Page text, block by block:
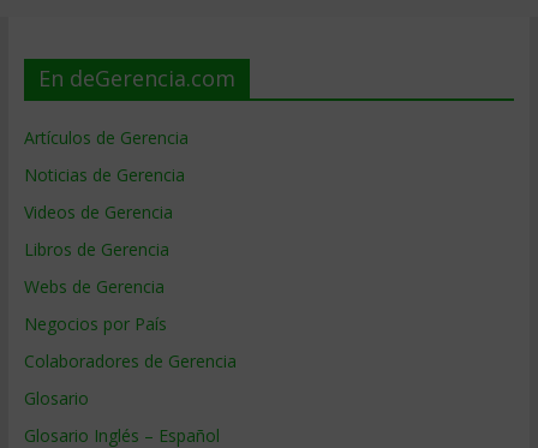
En deGerencia.com
Artículos de Gerencia
Noticias de Gerencia
Videos de Gerencia
Libros de Gerencia
Webs de Gerencia
Negocios por País
Colaboradores de Gerencia
Glosario
Glosario Inglés – Español